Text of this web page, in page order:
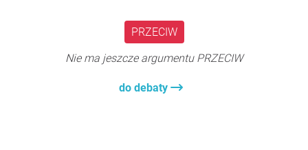
PRZECIW
Nie ma jeszcze argumentu PRZECIW
do debaty